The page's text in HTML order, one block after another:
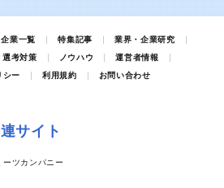
企業一覧 特集記事
業界・企業研究
選考対策 ノウハウ
運営者情報
シー
利用規約 お問い合わせ
サイト
ツカンパニー